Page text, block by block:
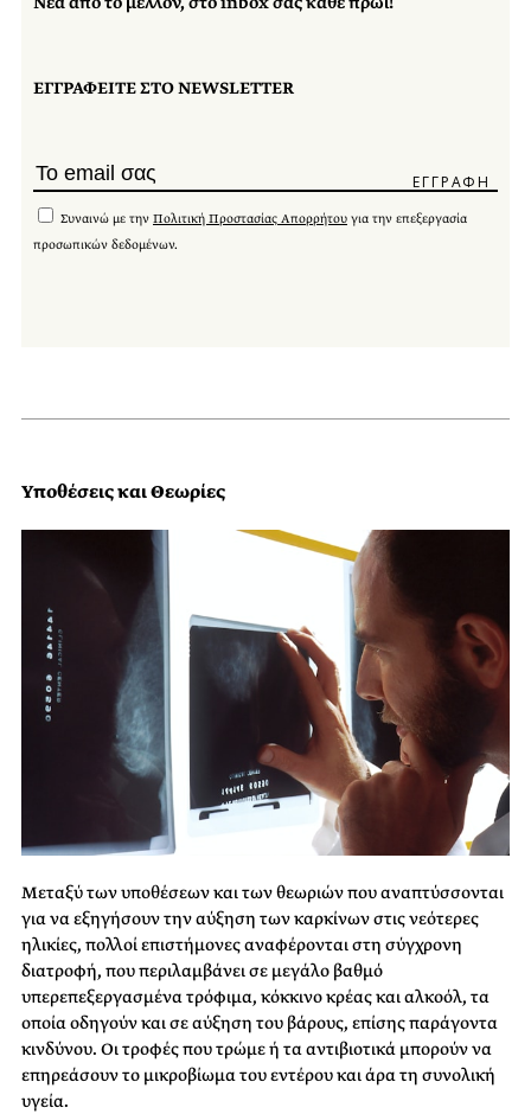
ΕΓΓΡΑΦΕΙΤΕ ΣΤΟ NEWSLETTER
Συναινώ με την Πολιτική Προστασίας Απορρήτου για την επεξεργασία
προσωπικών δεδομένων.
Υποθέσεις και Θεωρίες
Μεταξύ των υποθέσεων και των θεωριών που αναπτύσσονται
για να εξηγήσουν την αύξηση των καρκίνων στις νεότερες
ηλικίες, πολλοί επιστήμονες αναφέρονται στη σύγχρονη
διατροφή, που περιλαμβάνει σε μεγάλο βαθμό
υπερεπεξεργασμένα τρόφιμα, κόκκινο κρέας και αλκοόλ, τα
οποία οδηγούν και σε αύξηση του βάρους, επίσης παράγοντα
κινδύνου. Οι τροφές που τρώμε ή τα αντιβιοτικά μπορούν να
επηρεάσουν το μικροβίωμα του εντέρου και άρα τη συνολική
υγεία.